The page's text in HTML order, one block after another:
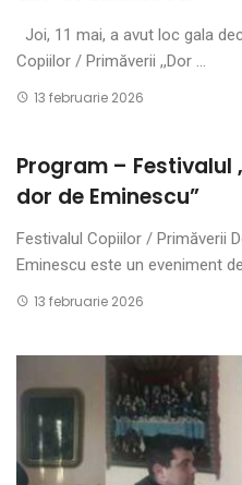
Joi, 11 mai, a avut loc gala
Copiilor / Primăverii ,,Dor ...
13 februarie 2026
Program – Festivalul
dor de Eminescu”
Festivalul Copiilor / Primăverii
Eminescu este un eveniment de
13 februarie 2026